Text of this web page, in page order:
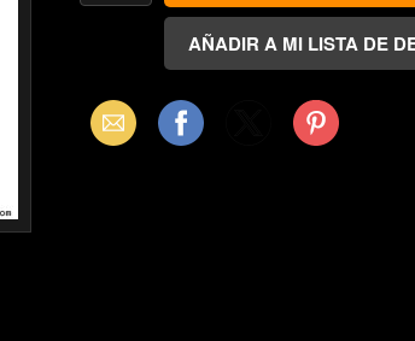
Email Facebook Pinterest